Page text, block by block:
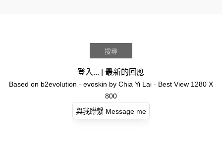
登入... 最新的回應
Based on b2evolution - evoskin by Chia Yi Lai - Best View 1280 X
800
與我聯繫 Message me